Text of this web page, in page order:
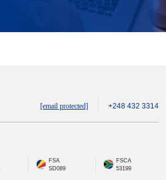
[email protected] +248 432 3314
FSA
SD089
FSCA
53199